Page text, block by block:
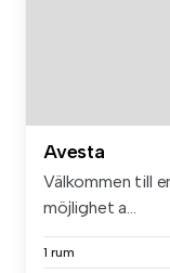
Avesta
Välkommen till
möjlighet a...
1 rum